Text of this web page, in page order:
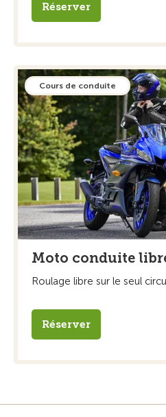
Réserver
Cours de conduite
Moto conduite
Roulage libre sur le seul
Réserver